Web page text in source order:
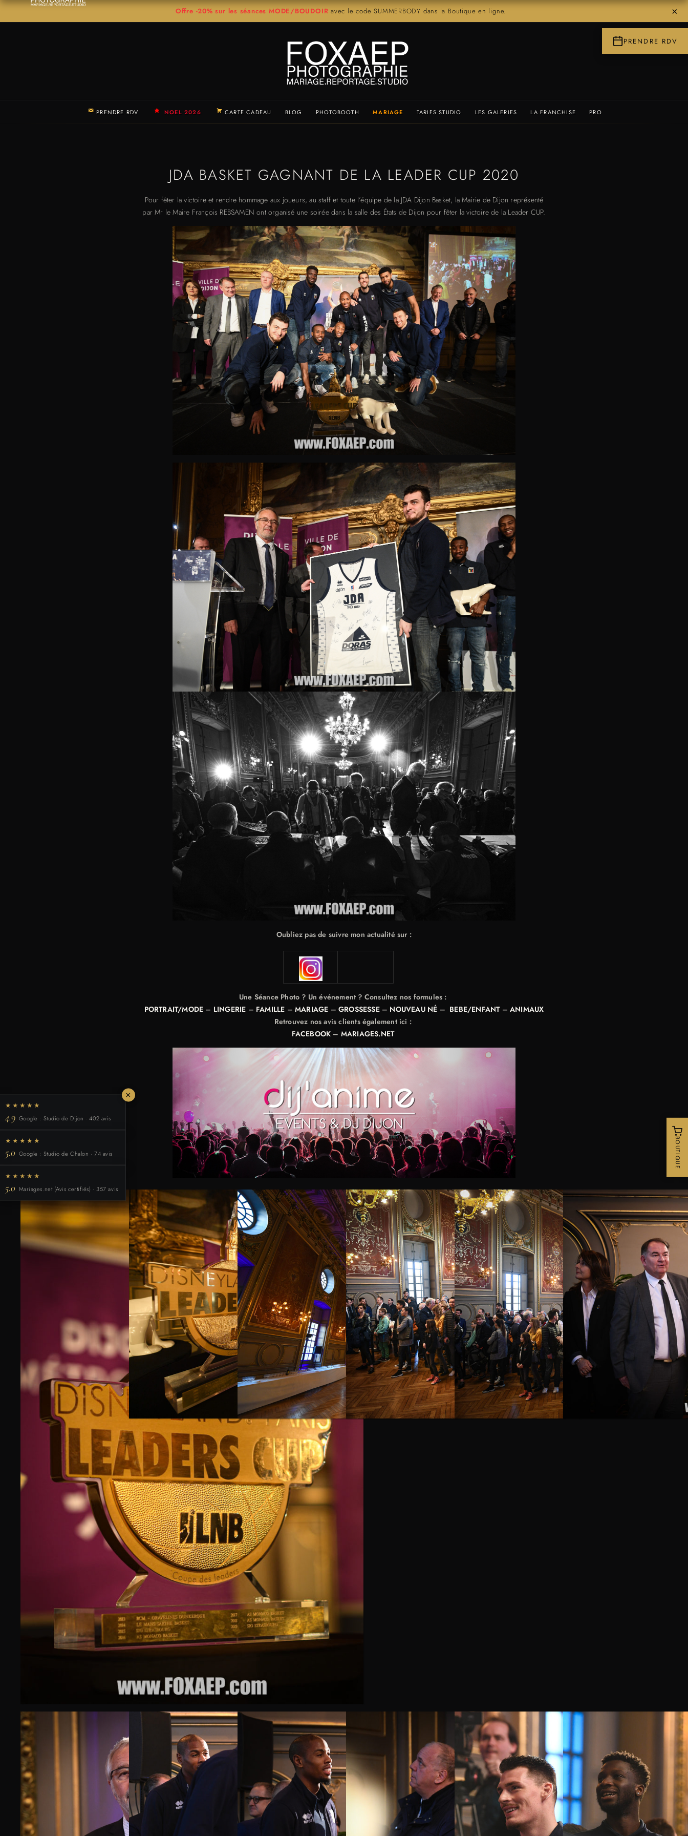
Offre -20% sur les séances MODE/BOUDOIR avec le code SUMMERBODY dans la Boutique en ligne. ×
PRENDRE RDV NOEL 2026 CARTE CADEAU BLOG PHOTOBOOTH MARIAGE TARIFS STUDIO LES GALERIES LA FRANCHISE PRO
JDA BASKET GAGNANT DE LA LEADER CUP 2020
Pour fêter la victoire et rendre hommage aux joueurs, au staff et toute l’équipe de la JDA Dijon Basket, la Mairie de Dijon représenté
par Mr le Maire François REBSAMEN ont organisé une soirée dans la salle des États de Dijon pour fêter la victoire de la Leader CUP.
Oubliez pas de suivre mon actualité sur :
Une Séance Photo ? Un événement ? Consultez nos formules :
PORTRAIT/MODE – LINGERIE – FAMILLE – MARIAGE – GROSSESSE– NOUVEAU NÉ – BEBE/ENFANT–ANIMAUX
Retrouvez nos avis clients également ici :
FACEBOOK – MARIAGES.NET
×
★★★★★
4.9 Google : Studio de Dijon · 402 avis
★★★★★
5.0 Google : Studio de Chalon · 74 avis
★★★★★
5.0 Mariages.net (Avis certifiés) · 357 avis
BOUTIQUE
PRENDRE RDV